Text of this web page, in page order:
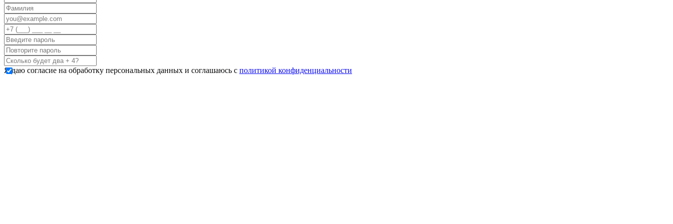
Я даю согласие на обработку персональных данных и соглашаюсь с политикой конфиденциальности